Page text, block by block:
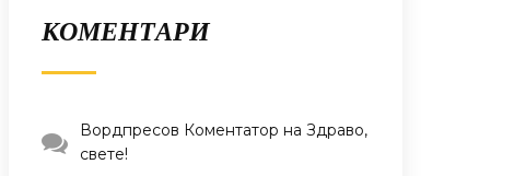
КОМЕНТАРИ
Вордпресов Коментатор на Здраво,
свете!